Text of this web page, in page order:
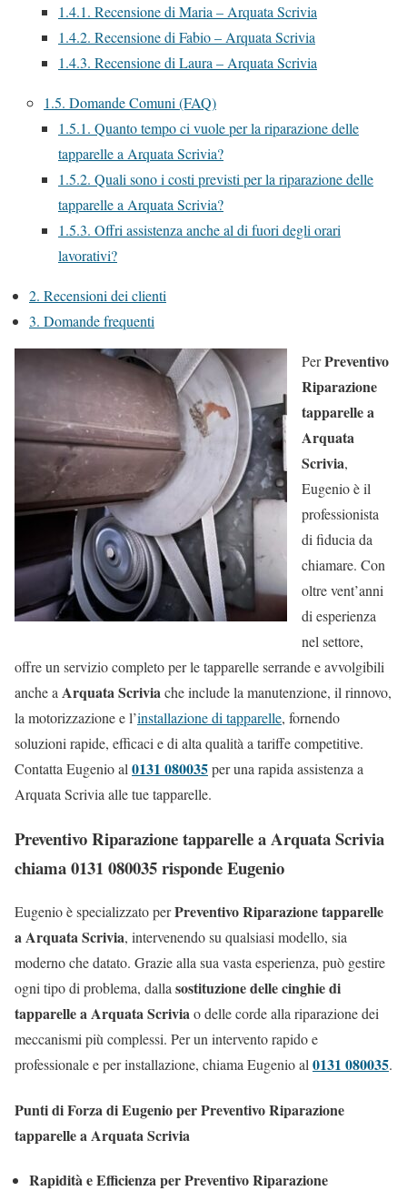
1.4.1. Recensione di Maria – Arquata Scrivia
1.4.2. Recensione di Fabio – Arquata Scrivia
1.4.3. Recensione di Laura – Arquata Scrivia
1.5. Domande Comuni (FAQ)
1.5.1. Quanto tempo ci vuole per la riparazione delle
tapparelle a Arquata Scrivia?
1.5.2. Quali sono i costi previsti per la riparazione delle
tapparelle a Arquata Scrivia?
1.5.3. Offri assistenza anche al di fuori degli orari
lavorativi?
2. Recensioni dei clienti
3. Domande frequenti
PerPreventivo
Riparazione
tapparelle a
Arquata
Scrivia,
Eugenio è il
professionista
di fiducia da
chiamare. Con
oltre vent’anni
di esperienza
nel settore,
offre un servizio completo per le tapparelle serrande e avvolgibili
anche a Arquata Scriviache include la manutenzione, il rinnovo,
la motorizzazione e l’installazione di tapparelle, fornendo
soluzioni rapide, efficaci e di alta qualità a tariffe competitive.
Contatta Eugenio al 0131 080035per una rapida assistenza a
Arquata Scrivia alle tue tapparelle.
Preventivo Riparazione tapparelle a Arquata Scrivia
chiama 0131 080035 risponde Eugenio
Eugenio è specializzato perPreventivo Riparazione tapparelle
a Arquata Scrivia, intervenendo su qualsiasi modello, sia
moderno che datato. Grazie alla sua vasta esperienza, può gestire
ogni tipo di problema, dallasostituzione delle cinghie di
tapparelle a Arquata Scriviao delle corde alla riparazione dei
meccanismi più complessi. Per un intervento rapido e
professionale e per installazione, chiama Eugenio al0131 080035.
Punti di Forza di Eugenio per Preventivo Riparazione
tapparelle a Arquata Scrivia
Rapidità e Efficienza per Preventivo Riparazione